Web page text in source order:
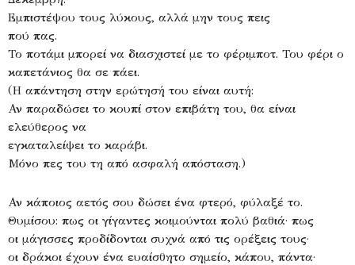
Εμπιστέψου τους λύκους, αλλά μην τους πεις
πού πας.
Το ποτάμι μπορεί να διασχιστεί με το φέριμποτ. Του φέρι ο
καπετάνιος θα σε πάει.
(Η απάντηση στην ερώτησή του είναι αυτή:
Αν παραδώσει το κουπί στον επιβάτη του, θα είναι
ελεύθερος να
εγκαταλείψει το καράβι.
Μόνο πες του τη από ασφαλή απόσταση.)
Αν κάποιος αετός σου δώσει ένα φτερό, φύλαξέ το.
Θυμίσου: πως οι γίγαντες κοιμούνται πολύ βαθιά· πως
οι μάγισσες προδίδονται συχνά από τις ορέξεις τους·
οι δράκοι έχουν ένα ευαίσθητο σημείο, κάπου, πάντα·